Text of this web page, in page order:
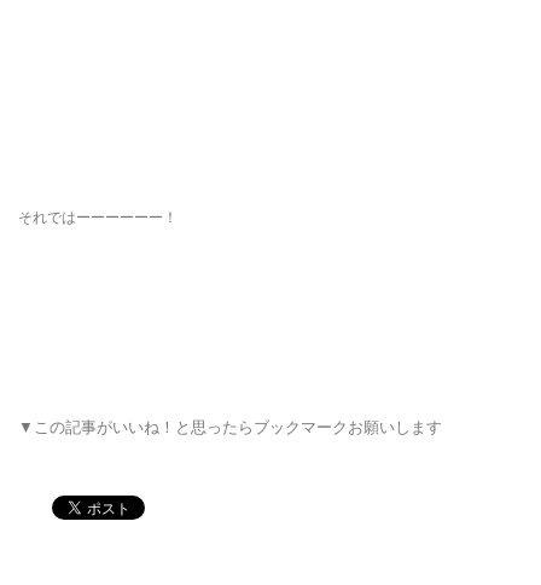
それではーーーーーー！
▼この記事がいいね！と思ったらブックマークお願いします